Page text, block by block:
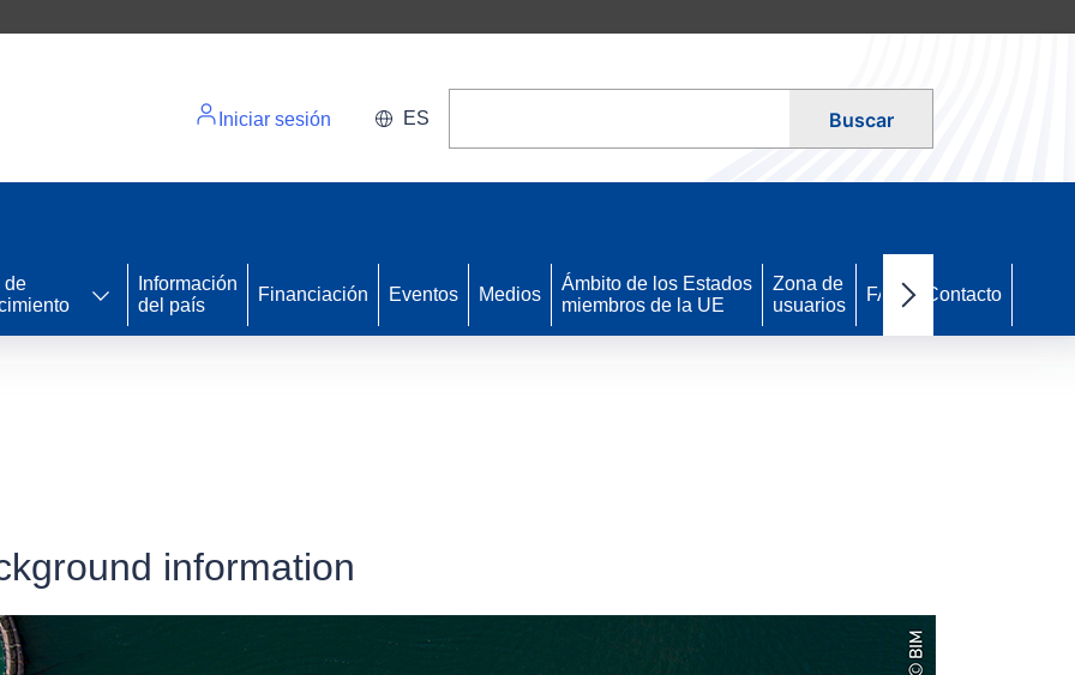
Iniciar sesión ES Buscar
Next items
de
Información
del país
Financiación Eventos Medios
Ámbito de los Estados
miembros de la UE
Zona de
usuarios
FAQ Contacto
information